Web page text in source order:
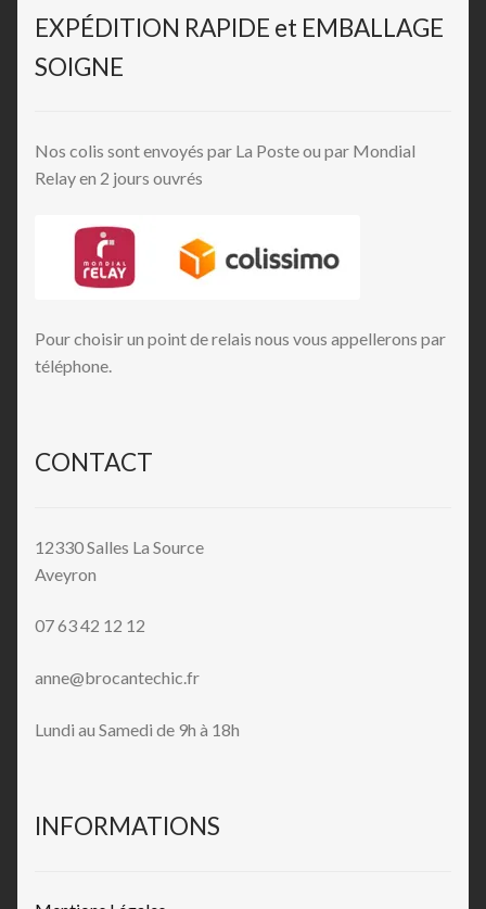
EXPÉDITION RAPIDE et EMBALLAGE
SOIGNE
Nos colis sont envoyés par La Poste ou par Mondial
Relay en 2 jours ouvrés
Pour choisir un point de relais nous vous appellerons par
téléphone.
CONTACT
12330 Salles La Source
Aveyron
07 63 42 12 12
anne@brocantechic.fr
Lundi au Samedi de 9h à 18h
INFORMATIONS